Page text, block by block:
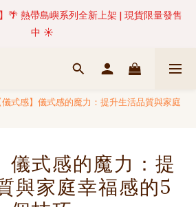
品將於訂單成立後1-5個工作天內(不含例
假日)完成出貨 🚚
🌴 熱帶島嶼系列全新上架 | 現貨限量發售
中 ☀️
品將於訂單成立後1-5個工作天內(不含例
儀式感】儀式感的魔力：提升生活品質與家庭
儀式感的魔力：提
與家庭幸福感的5